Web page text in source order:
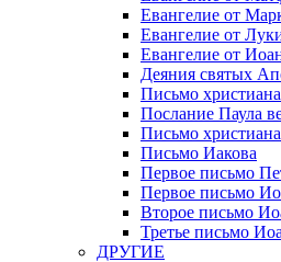
Евангелие от
Евангелие от
Евангелие от
Деяния святых
Письмо
Послание Паула
Письмо
Письмо Иакова
Первое письмо
Первое письмо
Второе письмо
Третье письмо
ДРУГИЕ